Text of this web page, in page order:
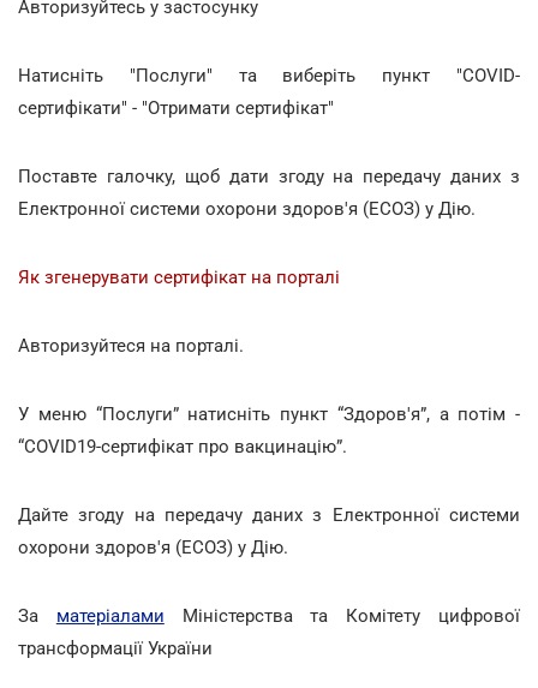
Авторизуйтесь у застосунку
Натисніть "Послуги" та виберіть пункт "COVID-
сертифікати" - "Отримати сертифікат"
Поставте галочку, щоб дати згоду на передачу даних з
Електронної системи охорони здоров'я (ЕСОЗ) у Дію.
Як згенерувати сертифікат на порталі
Авторизуйтеся на порталі.
У меню “Послуги” натисніть пункт “Здоров'я”, а потім -
“COVID19-сертифікат про вакцинацію”.
Дайте згоду на передачу даних з Електронної системи
охорони здоров'я (ЕСОЗ) у Дію.
За матеріалами Міністерства та Комітету цифрової
трансформації України